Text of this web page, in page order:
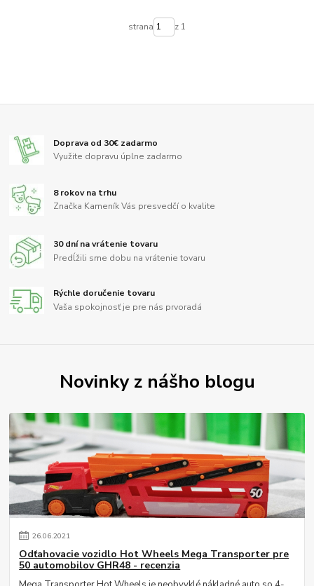
strana z 1
Doprava od 30€ zadarmo
Využite dopravu úplne zadarmo
8 rokov na trhu
Značka Kameník Vás presvedčí o kvalite
30 dní na vrátenie tovaru
Predĺžili sme dobu na vrátenie tovaru
Rýchle doručenie tovaru
Vaša spokojnosť je pre nás prvoradá
Novinky z nášho blogu
26.06.2021
Odťahovacie vozidlo Hot Wheels Mega Transporter pre
50 automobilov GHR48 - recenzia